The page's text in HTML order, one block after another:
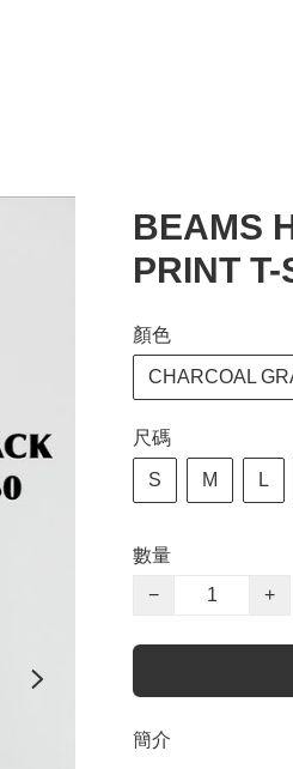
BEAMS
PRINT T-
顏色
CHARCOAL
尺碼
S M L
數量
−
+
簡介